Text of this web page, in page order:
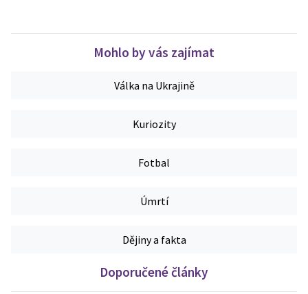
Mohlo by vás zajímat
Válka na Ukrajině
Kuriozity
Fotbal
Úmrtí
Dějiny a fakta
Doporučené články